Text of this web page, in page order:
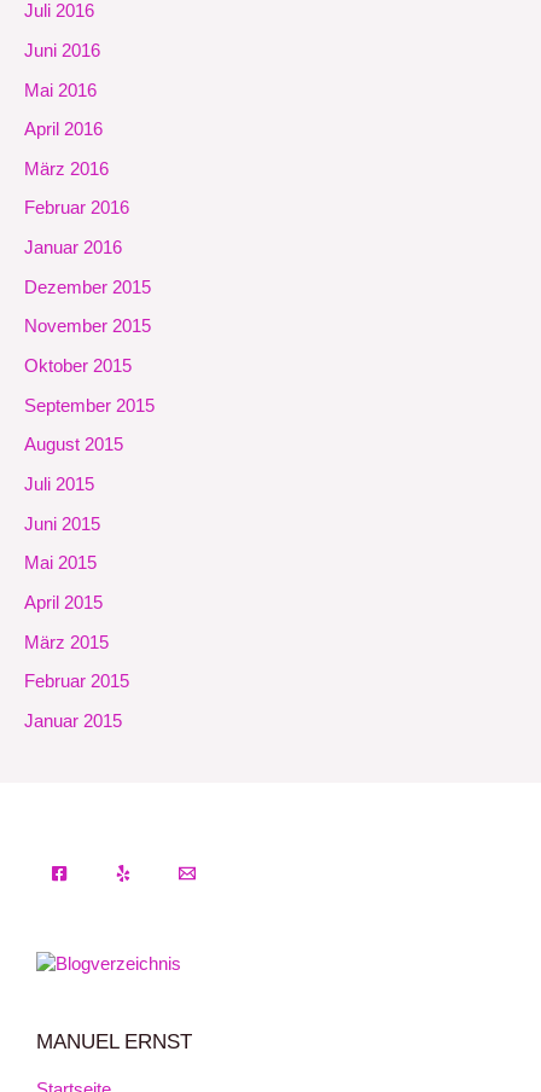
Juli 2016
Juni 2016
Mai 2016
April 2016
März 2016
Februar 2016
Januar 2016
Dezember 2015
November 2015
Oktober 2015
September 2015
August 2015
Juli 2015
Juni 2015
Mai 2015
April 2015
März 2015
Februar 2015
Januar 2015
MANUEL ERNST